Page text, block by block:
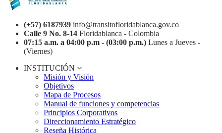
(+57) 6187939 info@transitofloridablanca.gov.co
Calle 9 No. 8-14 Floridablanca - Colombia
07:15 a.m. a 04:00 p.m - (03:00 p.m.) Lunes a Jueves -
(Viernes)
INSTITUCIÓN
Misión y Visión
Objetivos
Mapa de Procesos
Manual de funciones y competencias
Principios Corporativos
Direccionamiento Estratégico
Reseña Histórica